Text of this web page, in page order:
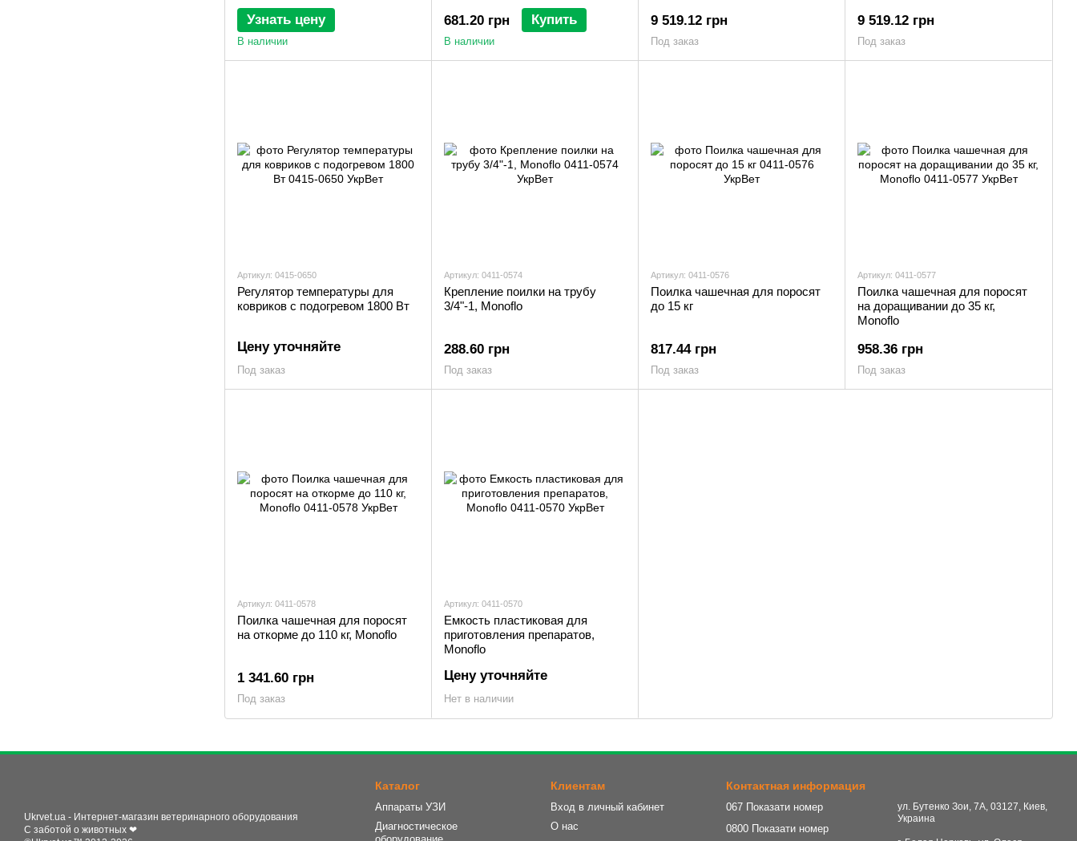
Узнать цену
В наличии
681.20 грн Купить
В наличии
9 519.12 грн
Под заказ
9 519.12 грн
Под заказ
Артикул: 0415-0650
Регулятор температуры для
ковриков с подогревом 1800 Вт
Цену уточняйте
Под заказ
Артикул: 0411-0574
Крепление поилки на трубу
3/4"-1, Monoflo
288.60 грн
Под заказ
Артикул: 0411-0576
Поилка чашечная для поросят
до 15 кг
817.44 грн
Под заказ
Артикул: 0411-0577
Поилка чашечная для поросят
на доращивании до 35 кг,
Monoflo
958.36 грн
Под заказ
Артикул: 0411-0578
Поилка чашечная для поросят
на откорме до 110 кг, Monoflo
1 341.60 грн
Под заказ
Артикул: 0411-0570
Емкость пластиковая для
приготовления препаратов,
Monoflo
Цену уточняйте
Нет в наличии
Ukrvet.ua - Интернет-магазин ветеринарного оборудования
С заботой о животных ❤
Каталог
Аппараты УЗИ
Диагностическое
Клиентам
Вход в личный кабинет
О нас
Контактная информация
067 Показати номер
0800 Показати номер
ул. Бутенко Зои, 7А, 03127, Киев,
Украина